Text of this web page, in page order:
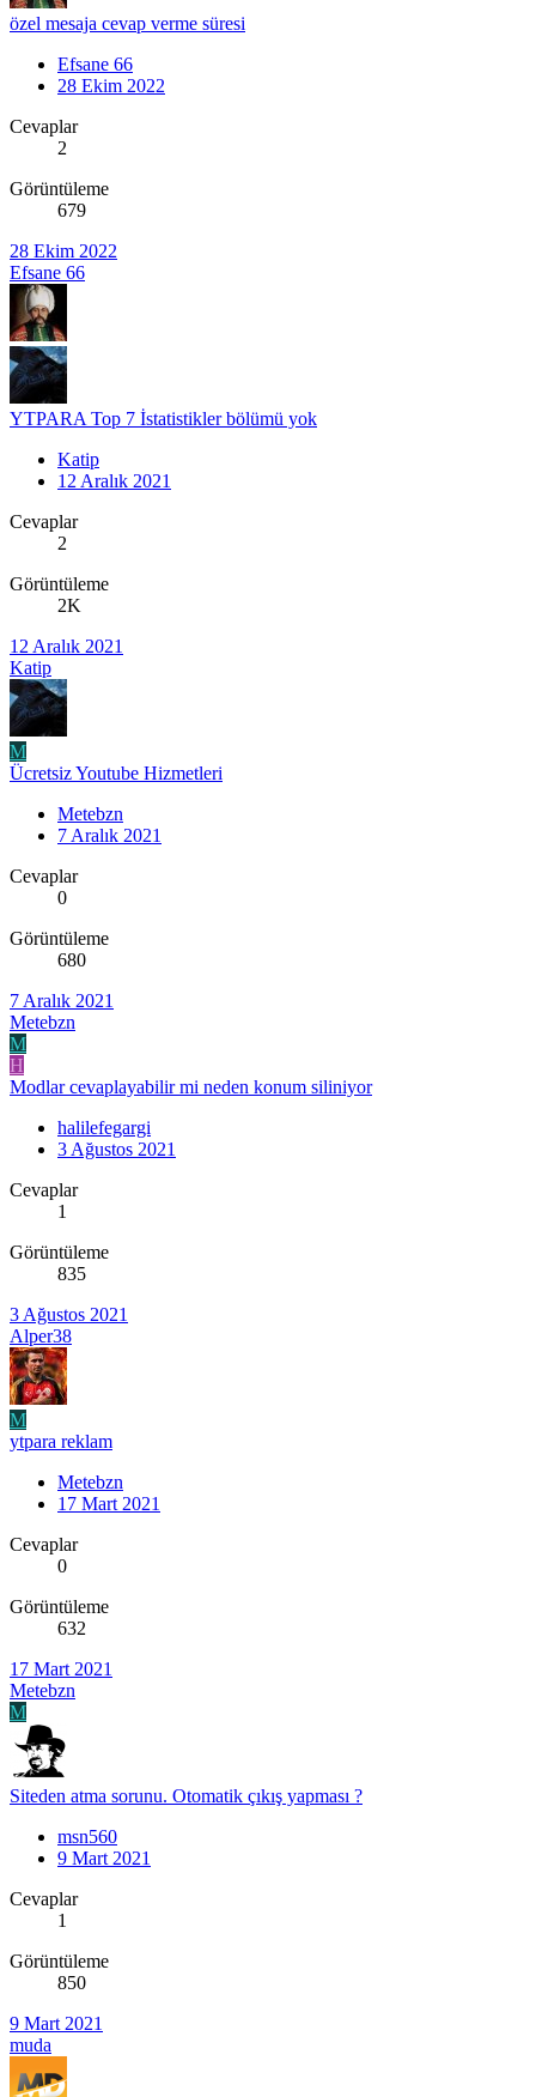
özel mesaja cevap verme süresi
Efsane 66
28 Ekim 2022
Cevaplar
2
Görüntüleme
679
28 Ekim 2022
Efsane 66
YTPARA Top 7 İstatistikler bölümü yok
Katip
12 Aralık 2021
Cevaplar
2
Görüntüleme
2K
12 Aralık 2021
Katip
M
Ücretsiz Youtube Hizmetleri
Metebzn
7 Aralık 2021
Cevaplar
0
Görüntüleme
680
7 Aralık 2021
Metebzn
M
H
Modlar cevaplayabilir mi neden konum siliniyor
halilefegargi
3 Ağustos 2021
Cevaplar
1
Görüntüleme
835
3 Ağustos 2021
Alper38
M
ytpara reklam
Metebzn
17 Mart 2021
Cevaplar
0
Görüntüleme
632
17 Mart 2021
Metebzn
M
Siteden atma sorunu. Otomatik çıkış yapması ?
msn560
9 Mart 2021
Cevaplar
1
Görüntüleme
850
9 Mart 2021
muda